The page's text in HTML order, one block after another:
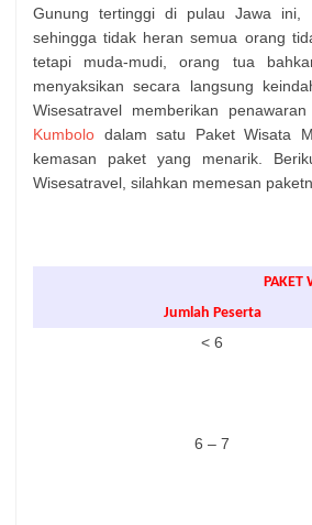
Gunung tertinggi di pulau Jawa ini,
sehingga tidak heran semua orang
tetapi muda-mudi, orang tua
menyaksikan secara langsung
Wisesatravel memberikan
Kumbolo dalam satu Paket Wisata
kemasan paket yang menarik.
Wisesatravel, silahkan memesan
PAKET
Jumlah Peserta
< 6
6 – 7